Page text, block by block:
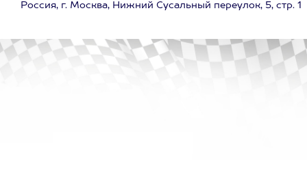
Россия, г. Москва, Нижний Сусальный переулок, 5, стр. 1